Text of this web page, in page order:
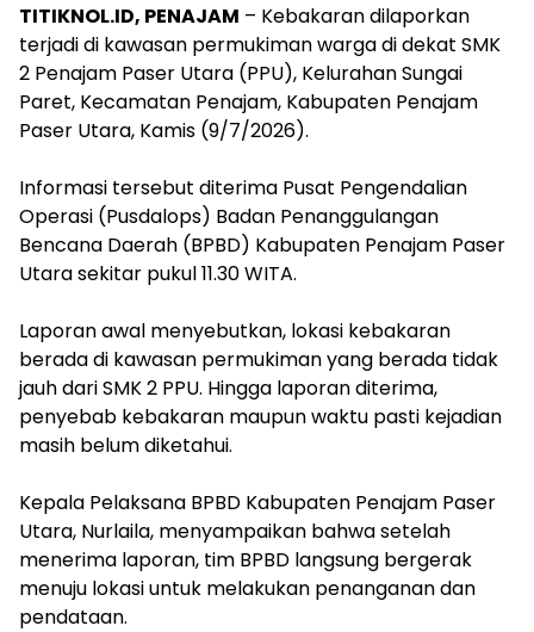
TITIKNOL.ID, PENAJAM – Kebakaran dilaporkan
terjadi di kawasan permukiman warga di dekat SMK
2 Penajam Paser Utara (PPU), Kelurahan Sungai
Paret, Kecamatan Penajam, Kabupaten Penajam
Paser Utara, Kamis (9/7/2026).
‎Informasi tersebut diterima Pusat Pengendalian
Operasi (Pusdalops) Badan Penanggulangan
Bencana Daerah (BPBD) Kabupaten Penajam Paser
Utara sekitar pukul 11.30 WITA.
‎Laporan awal menyebutkan, lokasi kebakaran
berada di kawasan permukiman yang berada tidak
jauh dari SMK 2 PPU. Hingga laporan diterima,
penyebab kebakaran maupun waktu pasti kejadian
masih belum diketahui.
‎Kepala Pelaksana BPBD Kabupaten Penajam Paser
Utara, Nurlaila, menyampaikan bahwa setelah
menerima laporan, tim BPBD langsung bergerak
menuju lokasi untuk melakukan penanganan dan
pendataan.